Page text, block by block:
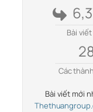
Bài viết
Các
Bài viết mới